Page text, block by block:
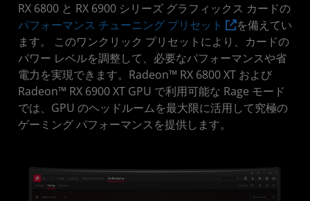
RX 6800 と RX 6900 シリーズ グラフィックス カードの
パフォーマンス チューニング プリセット
を備えてい
ます。 このワンクリック プリセットにより、カードの
パワー レベルを調整して、必要なパフォーマンスや省
電力を実現できます。Radeon™ RX 6800 XT および
Radeon™ RX 6900 XT GPU で利用可能な Rage モード
では、GPU のヘッドルームを最大限に活用して究極の
ゲーミング パフォーマンスを提供します。